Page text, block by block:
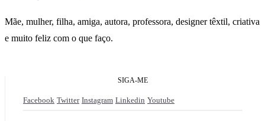
Mãe, mulher, filha, amiga, autora, professora, designer têxtil, criativa
e muito feliz com o que faço.
SIGA-ME
Facebook Twitter Instagram Linkedin Youtube